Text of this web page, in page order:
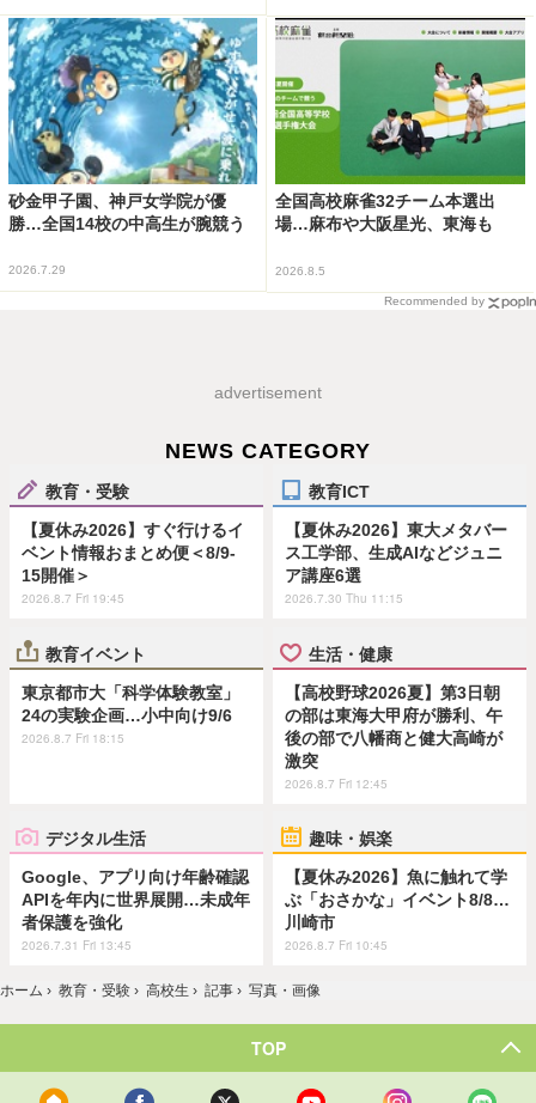
砂金甲子園、神戸女学院が優
勝…全国14校の中高生が腕競う
2026.7.29
全国高校麻雀32チーム本選出
場…麻布や大阪星光、東海も
2026.8.5
Recommended by
advertisement
NEWS CATEGORY
教育・受験
【夏休み2026】すぐ行けるイ
ベント情報おまとめ便＜8/9-
15開催＞
2026.8.7 Fri 19:45
教育ICT
【夏休み2026】東大メタバー
ス工学部、生成AIなどジュニ
ア講座6選
2026.7.30 Thu 11:15
教育イベント
東京都市大「科学体験教室」
24の実験企画…小中向け9/6
2026.8.7 Fri 18:15
生活・健康
【高校野球2026夏】第3日朝
の部は東海大甲府が勝利、午
後の部で八幡商と健大高崎が
激突
2026.8.7 Fri 12:45
デジタル生活
Google、アプリ向け年齢確認
APIを年内に世界展開…未成年
者保護を強化
2026.7.31 Fri 13:45
趣味・娯楽
【夏休み2026】魚に触れて学
ぶ「おさかな」イベント8/8…
川崎市
2026.8.7 Fri 10:45
ホーム › 教育・受験 › 高校生 › 記事 › 写真・画像
TOP